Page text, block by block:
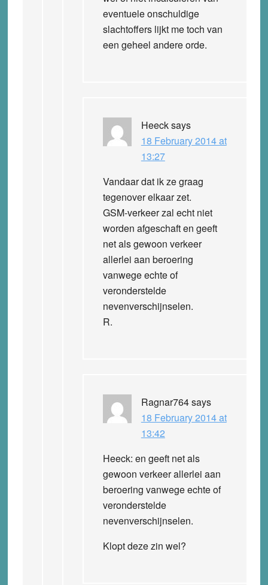
eventuele onschuldige
slachtoffers lijkt me toch van
een geheel andere orde.
Heecksays
18 February 2014 at
13:27
Vandaar dat ik ze graag
tegenover elkaar zet.
GSM-verkeer zal echt niet
worden afgeschaft en geeft
net als gewoon verkeer
allerlei aan beroering
vanwege echte of
veronderstelde
nevenverschijnselen.
R.
Ragnar764says
18 February 2014 at
13:42
Heeck: en geeft net als
gewoon verkeer allerlei aan
beroering vanwege echte of
veronderstelde
nevenverschijnselen.
Klopt deze zin wel?